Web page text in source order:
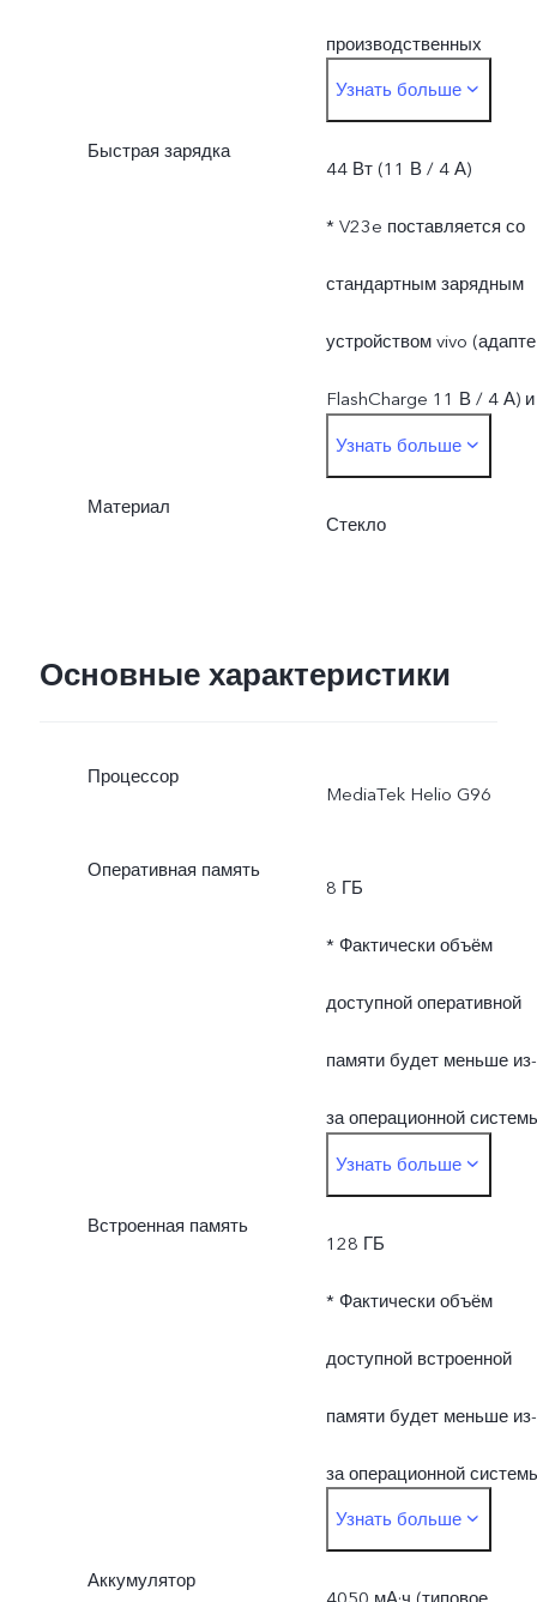
поставляемых
производственных
процессах, методах
измерения и
поставляемых
Узнать больше
Быстрая зарядка
44 Вт (11 В / 4 А)
* V23e поставляется со
стандартным зарядным
устройством vivo
FlashCharge 11 В / 4 А) и
поддерживает зарядку
мощностью до 44 Вт.
изменяется в
эксплуатации и
Узнать больше
Материал
Стекло
Основные характеристики
Процессор
MediaTek Helio G96
Оперативная память
8 ГБ
* Фактически объём
доступной оперативной
памяти будет меньше из-
за операционной
и предустановленных
приложений.
Узнать больше
Встроенная память
128 ГБ
* Фактически объём
доступной встроенной
памяти будет меньше из-
за операционной
и предустановленных
приложений.
Узнать больше
Аккумулятор